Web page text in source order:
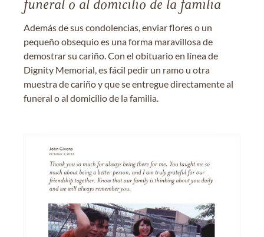
funeral o al domicilio de la familia
Además de sus condolencias, enviar flores o un
pequeño obsequio es una forma maravillosa de
demostrar su cariño. Con el obituario en línea de
Dignity Memorial, es fácil pedir un ramo u otra
muestra de cariño y que se entregue directamente al
funeral o al domicilio de la familia.